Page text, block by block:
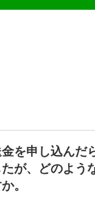
金を申し込んだ
が、どのよう
。